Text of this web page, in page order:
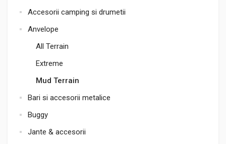
Accesorii camping si drumetii
Anvelope
All Terrain
Extreme
Mud Terrain
Bari si accesorii metalice
Buggy
Jante & accesorii